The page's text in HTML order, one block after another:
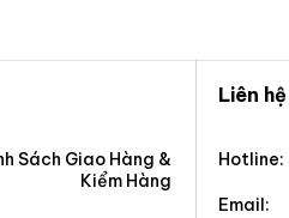
Hotline:
Email:
Liên hệ
Sách Giao Hàng &
Kiểm Hàng